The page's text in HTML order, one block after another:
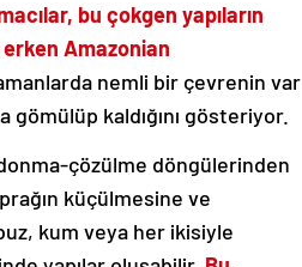
bu çokgen yapıların
Amazonian
nemli bir çevrenin var
kaldığını gösteriyor.
çözülme döngülerinden
küçülmesine ve
kum veya her ikisiyle